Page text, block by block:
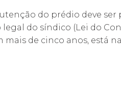
do prédio deve ser
do síndico (Lei do
de cinco anos, está